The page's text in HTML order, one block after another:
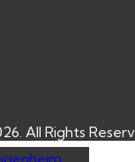
All Rights